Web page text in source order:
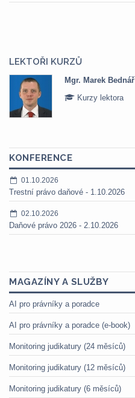
LEKTOŘI KURZŮ
Mgr. Marek Bednář
Kurzy lektora
KONFERENCE
01.10.2026
Trestní právo daňové - 1.10.2026
02.10.2026
Daňové právo 2026 - 2.10.2026
MAGAZÍNY A SLUŽBY
AI pro právníky a poradce
AI pro právníky a poradce (e-book)
Monitoring judikatury (24 měsíců)
Monitoring judikatury (12 měsíců)
Monitoring judikatury (6 měsíců)